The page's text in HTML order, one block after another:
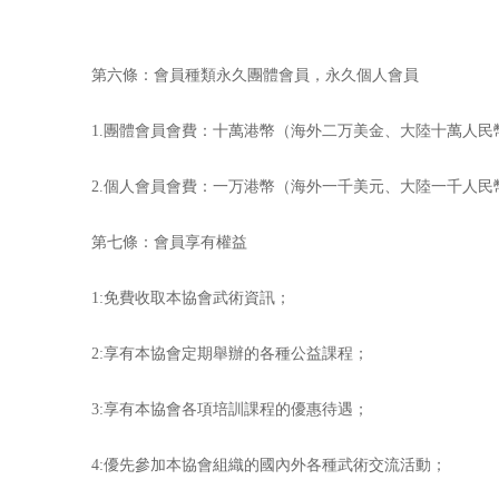
第六條：會員種類永久團體會員，永久個人會員
1.團體會員會費：十萬港幣（海外二万美金、大陸十萬人民
2.個人會員會費：一万港幣（海外一千美元、大陸一千人民
第七條：會員享有權益
1:免費收取本協會武術資訊；
2:享有本協會定期舉辦的各種公益課程；
3:享有本協會各項培訓課程的優惠待遇；
4:優先參加本協會組織的國內外各種武術交流活動；